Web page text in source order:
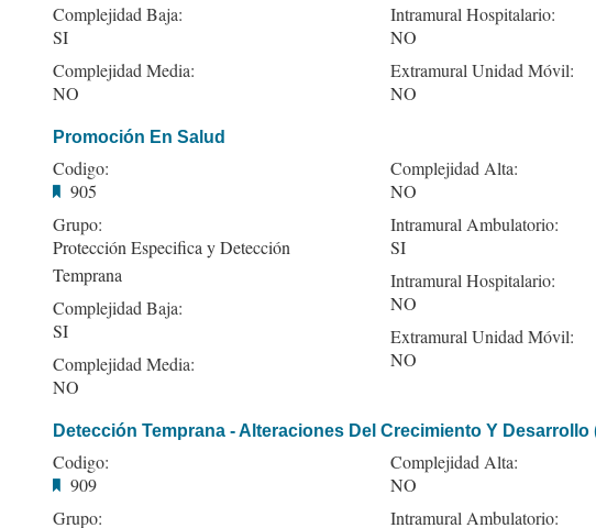
Complejidad Baja:
SI
Complejidad Media:
NO
Intramural Hospitalario:
NO
Extramural Unidad Móvil:
NO
Promoción En Salud
Codigo:
905
Grupo:
Protección Especifica y Detección
Temprana
Complejidad Baja:
SI
Complejidad Media:
NO
Complejidad Alta:
NO
Intramural Ambulatorio:
SI
Intramural Hospitalario:
NO
Extramural Unidad Móvil:
NO
Detección Temprana - Alteraciones Del Crecimiento Y Desarrollo
Codigo:
909
Grupo:
Complejidad Alta:
NO
Intramural Ambulatorio: